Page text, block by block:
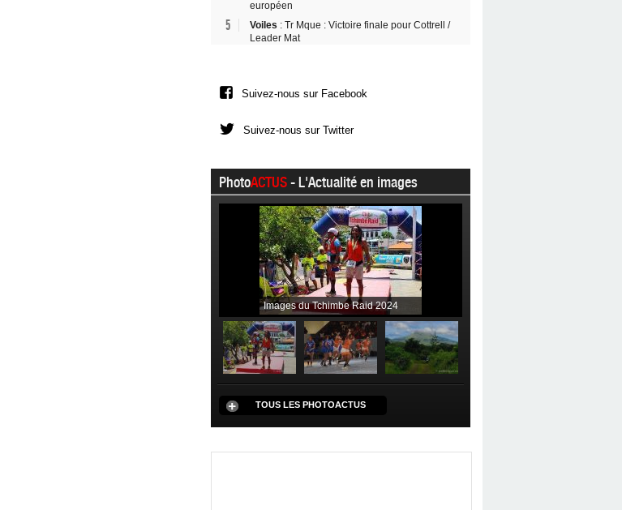
européen
5 Voiles : Tr Mque : Victoire finale pour Cottrell /
Leader Mat
Suivez-nous sur Facebook
Suivez-nous sur Twitter
PhotoACTUS- L'Actualité en images
Images du Tchimbe Raid 2024
TOUS LES PHOTOACTUS